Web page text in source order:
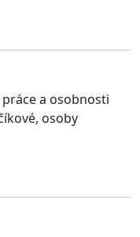
a osobnosti
osoby